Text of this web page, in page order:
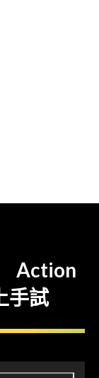
Action
手試